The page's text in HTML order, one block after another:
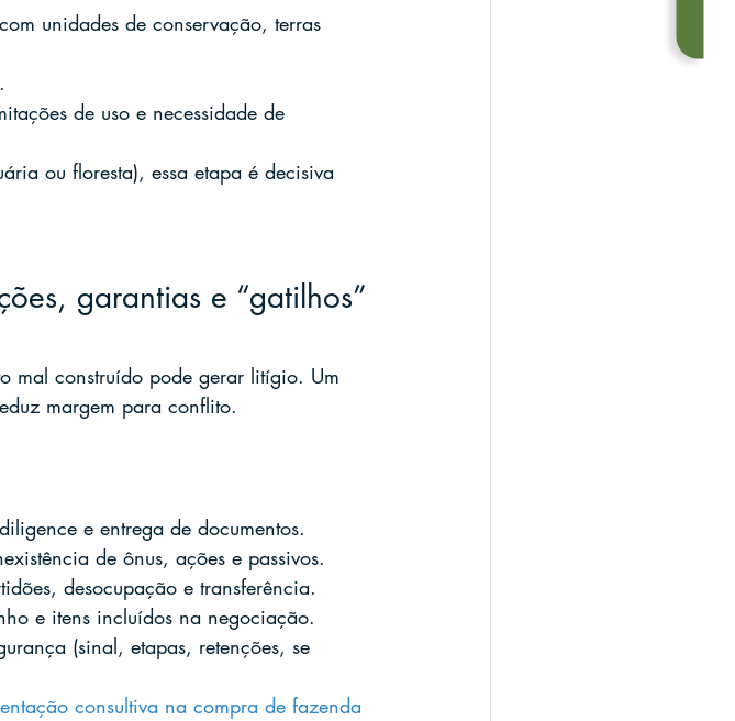
unidades de conservação, terras
de uso e necessidade de
ou floresta), essa etapa é decisiva
garantias e “gatilhos”
mal construído pode gerar litígio. Um
margem para conflito.
e entrega de documentos.
de ônus, ações e passivos.
desocupação e transferência.
e itens incluídos na negociação.
(sinal, etapas, retenções, se
consultiva na compra de fazenda